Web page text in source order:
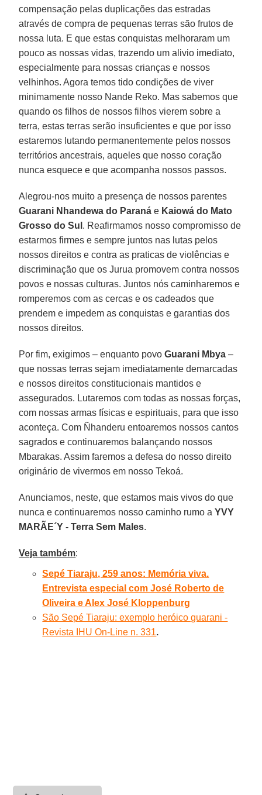
compensação pelas duplicações das estradas
através de compra de pequenas terras são frutos de
nossa luta. E que estas conquistas melhoraram um
pouco as nossas vidas, trazendo um alivio imediato,
especialmente para nossas crianças e nossos
velhinhos. Agora temos tido condições de viver
minimamente nosso Nande Reko. Mas sabemos que
quando os filhos de nossos filhos vierem sobre a
terra, estas terras serão insuficientes e que por isso
estaremos lutando permanentemente pelos nossos
territórios ancestrais, aqueles que nosso coração
nunca esquece e que acompanha nossos passos.
Alegrou-nos muito a presença de nossos parentes
Guarani Nhandewa do Paraná e Kaiowá do Mato
Grosso do Sul . Reafirmamos nosso compromisso de
estarmos firmes e sempre juntos nas lutas pelos
nossos direitos e contra as praticas de violências e
discriminação que os Jurua promovem contra nossos
povos e nossas culturas. Juntos nós caminharemos e
romperemos com as cercas e os cadeados que
prendem e impedem as conquistas e garantias dos
nossos direitos.
Por fim, exigimos – enquanto povoGuarani Mbya –
que nossas terras sejam imediatamente demarcadas
e nossos direitos constitucionais mantidos e
assegurados. Lutaremos com todas as nossas forças,
com nossas armas físicas e espirituais, para que isso
aconteça. Com Ñhanderu entoaremos nossos cantos
sagrados e continuaremos balançando nossos
Mbarakas. Assim faremos a defesa do nosso direito
originário de vivermos em nosso Tekoá.
Anunciamos, neste, que estamos mais vivos do que
nunca e continuaremos nosso caminho rumo aYVY
MARÃE´Y - Terra Sem Males.
Veja também:
Sepé Tiaraju, 259 anos: Memória viva.
Entrevista especial com José Roberto de
Oliveira e Alex José Kloppenburg
São Sepé Tiaraju: exemplo heróico guarani -
Revista IHU On-Line n. 331.